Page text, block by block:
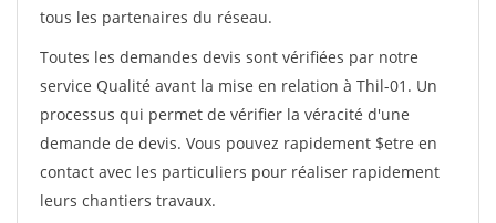
tous les partenaires du réseau.
Toutes les demandes devis sont vérifiées par notre
service Qualité avant la mise en relation à Thil-01. Un
processus qui permet de vérifier la véracité d'une
demande de devis. Vous pouvez rapidement $etre en
contact avec les particuliers pour réaliser rapidement
leurs chantiers travaux.